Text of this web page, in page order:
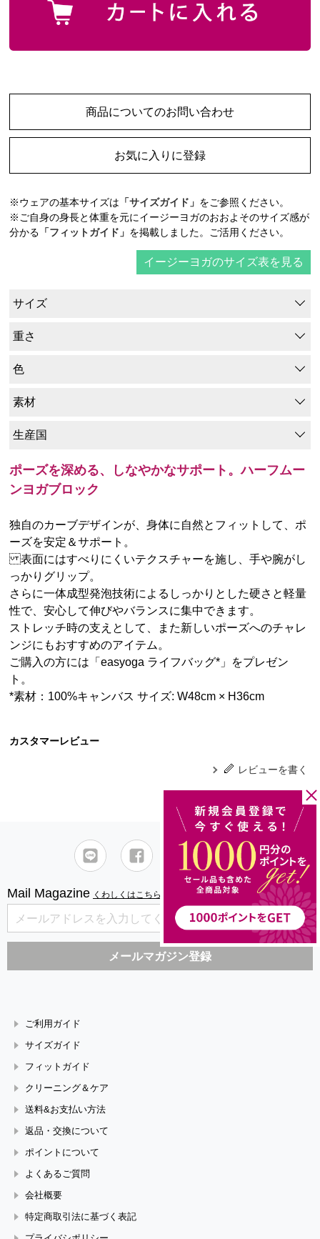
商品についてのお問い合わせ
お気に入りに登録
※ウェアの基本サイズは 「サイズガイド」 をご参照ください。
※ご自身の身長と体重を元にイージーヨガのおおよそのサイズ感が
分かる 「フィットガイド」 を掲載しました。ご活用ください。
イージーヨガのサイズ表を見る
サイズ
重さ
色
素材
生産国
ポーズを深める、しなやかなサポート。ハーフムー
ンヨガブロック
独自のカーブデザインが、身体に自然とフィットして、ポ
ーズを安定＆サポート。
表面にはすべりにくいテクスチャーを施し、手や腕がし
っかりグリップ。
さらに一体成型発泡技術によるしっかりとした硬さと軽量
性で、安心して伸びやバランスに集中できます。
ストレッチ時の支えとして、また新しいポーズへのチャレ
ンジにもおすすめのアイテム。
ご購入の方には「easyoga ライフバッグ*」をプレゼン
ト。
*素材：100%キャンバス サイズ: W48cm × H36cm
カスタマーレビュー
レビューを書く
Mail Magazine くわしくはこちら
ご利用ガイド
サイズガイド
フィットガイド
クリーニング＆ケア
送料&お支払い方法
返品・交換について
ポイントについて
よくあるご質問
会社概要
特定商取引法に基づく表記